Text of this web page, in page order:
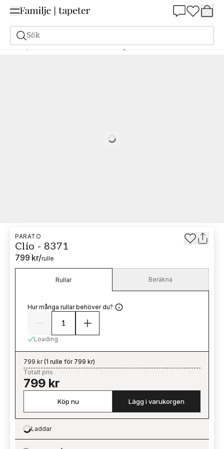
Sök
Tapeter Varumärken Parato Cottage Bloom Clio - 8371
Loading…
PARATO
Clio - 8371
799 kr/rulle
Rullar Beräkna
Hur många rullar behöver du?
Loading
799 kr(1 rulle för 799 kr)
Totalt pris
799 kr
Köp nu Lägg i varukorgen
Loading…
Laddar